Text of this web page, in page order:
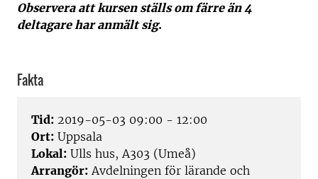
Observera att kursen ställs om färre än 4
deltagare har anmält sig.
Fakta
Tid: 2019-05-03 09:00 - 12:00
Ort: Uppsala
Lokal: Ulls hus, A303 (Umeå)
Arrangör: Avdelningen för lärande och